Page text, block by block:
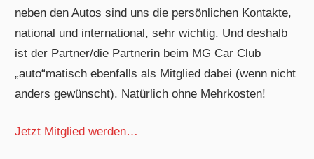
neben den Autos sind uns die persönlichen Kontakte,
national und international, sehr wichtig. Und deshalb
ist der Partner/die Partnerin beim MG Car Club
„auto“matisch ebenfalls als Mitglied dabei (wenn nicht
anders gewünscht). Natürlich ohne Mehrkosten!
Jetzt Mitglied werden…